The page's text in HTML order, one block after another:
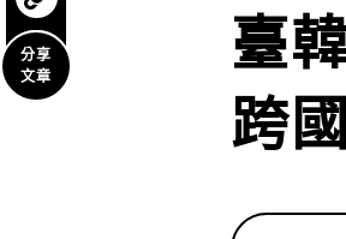
分享
文章
臺
跨